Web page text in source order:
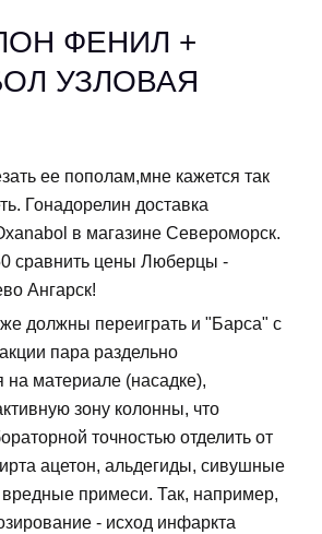
ФЕНИЛ +
УЗЛОВАЯ
ее пополам,мне кажется так
Гонадорелин доставка
в магазине Североморск.
сравнить цены Люберцы -
Ангарск!
же должны переиграть и "Барса" с
пара раздельно
на материале (насадке),
зону колонны, что
точностью отделить от
ацетон, альдегиды, сивушные
примеси. Так, например,
- исход инфаркта